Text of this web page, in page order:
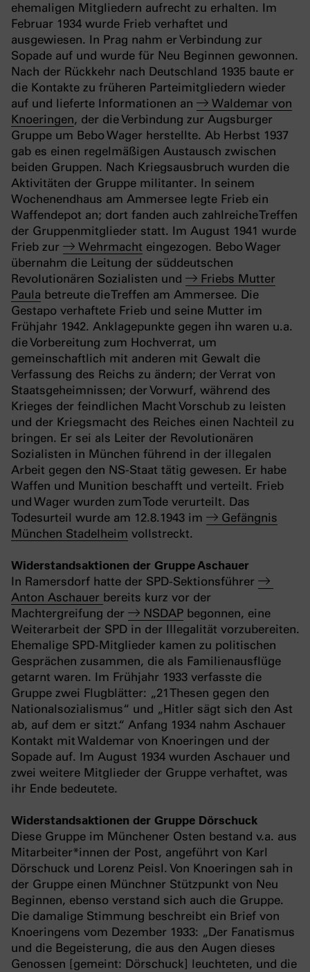
ehemaligen Mitgliedern aufrecht zu erhalten. Im
Februar 1934 wurde Frieb verhaftet und
ausgewiesen. In Prag nahm er Verbindung zur
Sopade auf und wurde für Neu Beginnen gewonnen.
Nach der Rückkehr nach Deutschland 1935 baute er
die Kontakte zu früheren Parteimitgliedern wieder
auf und lieferte Informationen an
Waldemar von
Knoeringen, der die Verbindung zur Augsburger
Gruppe um Bebo Wager herstellte. Ab Herbst 1937
gab es einen regelmäßigen Austausch zwischen
beiden Gruppen. Nach Kriegsausbruch wurden die
Aktivitäten der Gruppe militanter. In seinem
Wochenendhaus am Ammersee legte Frieb ein
Waffendepot an; dort fanden auch zahlreiche Treffen
der Gruppenmitglieder statt. Im August 1941 wurde
Frieb zur
Wehrmacht eingezogen. Bebo Wager
übernahm die Leitung der süddeutschen
Revolutionären Sozialisten und
Friebs Mutter
Paula betreute die Treffen am Ammersee. Die
Gestapo verhaftete Frieb und seine Mutter im
Frühjahr 1942. Anklagepunkte gegen ihn waren u.a.
die Vorbereitung zum Hochverrat, um
gemeinschaftlich mit anderen mit Gewalt die
Verfassung des Reichs zu ändern; der Verrat von
Staatsgeheimnissen; der Vorwurf, während des
Krieges der feindlichen Macht Vorschub zu leisten
und der Kriegsmacht des Reiches einen Nachteil zu
bringen. Er sei als Leiter der Revolutionären
Sozialisten in München führend in der illegalen
Arbeit gegen den NS-Staat tätig gewesen. Er habe
Waffen und Munition beschafft und verteilt. Frieb
und Wager wurden zum Tode verurteilt. Das
Todesurteil wurde am 12.8.1943 im
Gefängnis
München Stadelheim vollstreckt.
Widerstandsaktionen der Gruppe Aschauer
In Ramersdorf hatte der SPD-Sektionsführer
Anton Aschauer bereits kurz vor der
Machtergreifung der
NSDAP begonnen, eine
Weiterarbeit der SPD in der Illegalität vorzubereiten.
Ehemalige SPD-Mitglieder kamen zu politischen
Gesprächen zusammen, die als Familienausflüge
getarnt waren. Im Frühjahr 1933 verfasste die
Gruppe zwei Flugblätter: „21 Thesen gegen den
Nationalsozialismus“ und „Hitler sägt sich den Ast
ab, auf dem er sitzt.“ Anfang 1934 nahm Aschauer
Kontakt mit Waldemar von Knoeringen und der
Sopade auf. Im August 1934 wurden Aschauer und
zwei weitere Mitglieder der Gruppe verhaftet, was
ihr Ende bedeutete.
Widerstandsaktionen der Gruppe Dörschuck
Diese Gruppe im Münchener Osten bestand v.a. aus
Mitarbeiter*innen der Post, angeführt von Karl
Dörschuck und Lorenz Peisl. Von Knoeringen sah in
der Gruppe einen Münchner Stützpunkt von Neu
Beginnen, ebenso verstand sich auch die Gruppe.
Die damalige Stimmung beschreibt ein Brief von
Knoeringens vom Dezember 1933: „Der Fanatismus
und die Begeisterung, die aus den Augen dieses
Genossen [gemeint: Dörschuck] leuchteten, und die